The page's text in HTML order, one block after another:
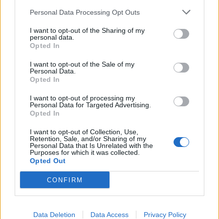
Personal Data Processing Opt Outs
I want to opt-out of the Sharing of my
personal data.
Opted In
I want to opt-out of the Sale of my
Personal Data.
Opted In
I want to opt-out of processing my
Personal Data for Targeted Advertising.
Opted In
I want to opt-out of Collection, Use,
Retention, Sale, and/or Sharing of my
Personal Data that Is Unrelated with the
Purposes for which it was collected.
Opted Out
CONFIRM
Data Deletion Data Access Privacy Policy
Kυκλοφοριακές
ρυθμίσεις το
προάστια της Αθήνας
λόγω διεξαγωγής…
ΕΛΑΣ: Βρέθηκαν
Πάρνηθας
ΑΣΤΥΝΟΜΊΑ
Κυκλοφοριακές
ρυθμίσεις σήμερα στο
κέντρο στο πλαίσιο
του Athens Pride 2023
Πνεύματος: Πάνω από
ΠΡΟΗΓΟΎΜΕΝΗ ΣΕΛΊΔΑ ΕΠΌΜΕΝΗ ΣΕΛΊΔΑ